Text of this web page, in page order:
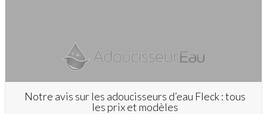
Notre avis sur les adoucisseurs d’eau Fleck : tous
les prix et modèles